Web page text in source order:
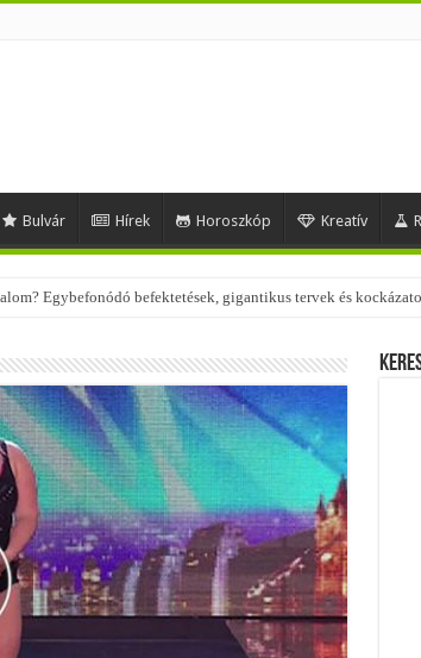
Bulvár Hírek Horoszkóp Kreatív
stílusokhoz illenek!